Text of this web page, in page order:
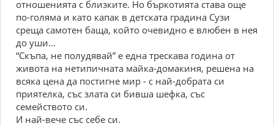
отношенията с близките. Но бъркотията става още
по-голяма и като капак в детската градина Сузи
среща самотен баща, който очевидно е влюбен в нея
до уши…
“Скъпа, не полудявай” е една трескава година от
живота на нетипичната майка-домакиня, решена на
всяка цена да постигне мир - с най-добрата си
приятелка, със злата си бивша шефка, със
семейството си.
И най-вече със себе си.